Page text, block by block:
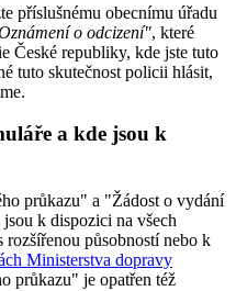
příslušnému obecnímu úřadu
o odcizení", které
České republiky, kde jste tuto
tuto skutečnost policii hlásit,
a kde jsou k
průkazu" a "Žádost o vydání
k dispozici na všech
působností nebo k
Ministerstva dopravy
průkazu" je opatřen též